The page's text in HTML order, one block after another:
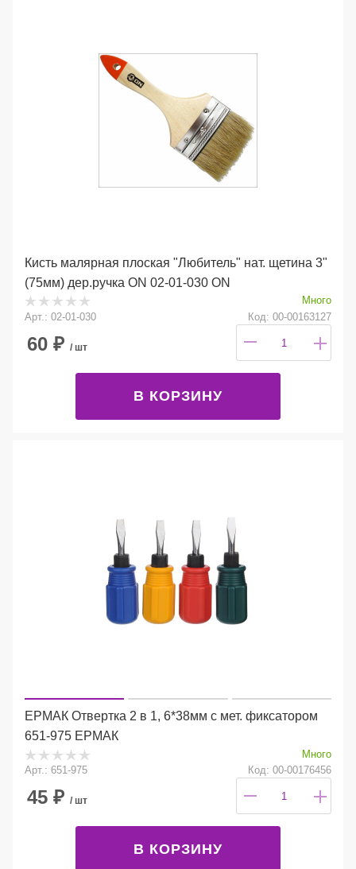
Кисть малярная плоская "Любитель" нат. щетина 3"
(75мм) дер.ручка ON 02-01-030 ON
Много
Арт.: 02-01-030
Код: 00-00163127
60 ₽ / шт
В КОРЗИНУ
ЕРМАК Отвертка 2 в 1, 6*38мм с мет. фиксатором
651-975 ЕРМАК
Много
Арт.: 651-975
Код: 00-00176456
45 ₽ / шт
В КОРЗИНУ